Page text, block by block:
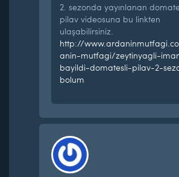
2. sezonda yayınlanan
pilav videosuna bu linkten
ulaşabilirsiniz.
http://
anin-mutfagi/zeytinyagli-
bayildi-domatesli-pilav-2-
bolum